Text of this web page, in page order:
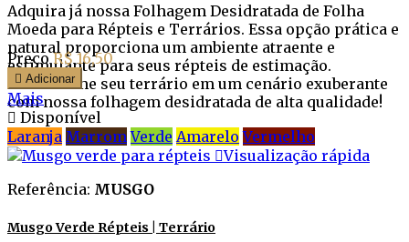
Adquira já nossa Folhagem Desidratada de Folha
Moeda para Répteis e Terrários. Essa opção prática e
natural proporciona um ambiente atraente e
estimulante para seus répteis de estimação.
Transforme seu terrário em um cenário exuberante
com nossa folhagem desidratada de alta qualidade!
Preço R$ 16,50
 Adicionar
Mais
 Disponível
Laranja Marrom Verde Amarelo Vermelho
Visualização rápida
Referência: MUSGO
Musgo Verde Répteis | Terrário